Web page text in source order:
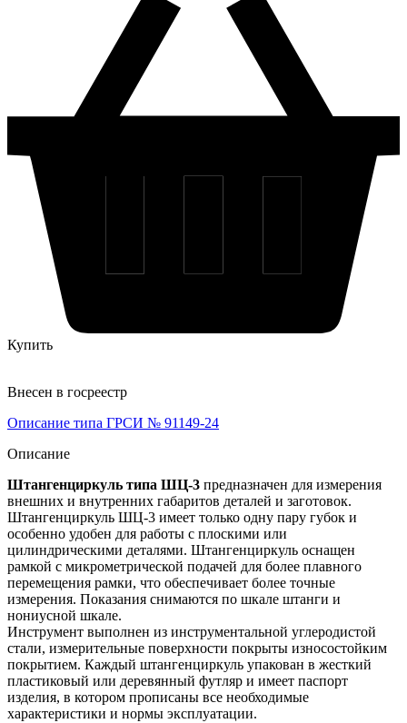
Купить
Внесен в госреестр
Описание типа ГРСИ № 91149-24
Описание
Штангенциркуль типа ШЦ-3 предназначен для измерения
внешних и внутренних габаритов деталей и заготовок.
Штангенциркуль ШЦ-3 имеет только одну пару губок и
особенно удобен для работы с плоскими или
цилиндрическими деталями. Штангенциркуль оснащен
рамкой с микрометрической подачей для более плавного
перемещения рамки, что обеспечивает более точные
измерения. Показания снимаются по шкале штанги и
нониусной шкале.
Инструмент выполнен из инструментальной углеродистой
стали, измерительные поверхности покрыты износостойким
покрытием. Каждый штангенциркуль упакован в жесткий
пластиковый или деревянный футляр и имеет паспорт
изделия, в котором прописаны все необходимые
характеристики и нормы эксплуатации.